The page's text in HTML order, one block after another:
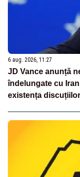
6 aug. 2026, 11:27
JD Vance anunță
îndelungate cu
existența